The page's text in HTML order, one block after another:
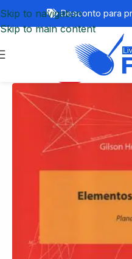
Skip to navigation
Skip to main content
Desconto para